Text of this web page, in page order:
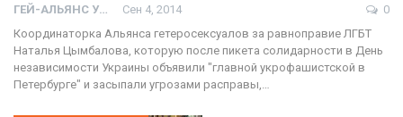
ГЕЙ-АЛЬЯНС УКРАИНА Сен 4, 2014
0
Координаторка Альянса гетеросексуалов за равноправие ЛГБТ
Наталья Цымбалова, которую после пикета солидарности в День
независимости Украины объявили "главной укрофашистской в
Петербурге" и засыпали угрозами расправы,…